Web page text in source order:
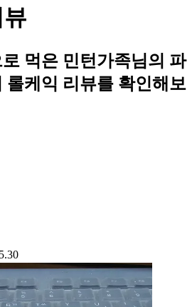
먹은 민턴가족님의 파
롤케익 리뷰를 확인해보